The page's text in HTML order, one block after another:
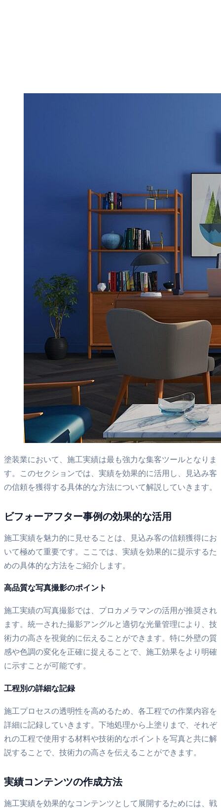
塗装業において、施工実績は最も強力な集客ツールとなりま
す。このセクションでは、実績を効果的に活用し、見込み客
の信頼を獲得する具体的な方法について解説していきます。
ビフォーアフター事例の効果的な活用
施工実績を魅力的に見せることは、見込み客の信頼獲得にお
いて極めて重要です。ここでは、実績を効果的に提示するた
めの具体的な方法をご紹介します。
高品質な写真撮影のポイント
施工実績の写真撮影では、プロカメラマンの活用が推奨され
ます。統一された撮影アングルと適切な光量管理により、技
術力の高さを視覚的に伝えることができます。特に外壁の質
感や色調の変化を正確に捉えることで、施工効果をより明確
に示すことが可能です。
工程別の詳細な記録
施工プロセスの透明性を高めるため、各工程での作業内容を
詳細に記録していきます。下地処理から上塗りまで、それぞ
れの工程で使用する材料や技術的なポイントを写真と共に解
説することで、技術力の高さを伝えることができます。
実績コンテンツの作成方法
施工実績を効果的なコンテンツとして展開するためには、戦